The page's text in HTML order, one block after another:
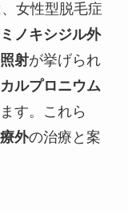
女性型脱毛症
ノキシジル外
射が挙げられ
カルプロニウム
す。これら
外の治療と案